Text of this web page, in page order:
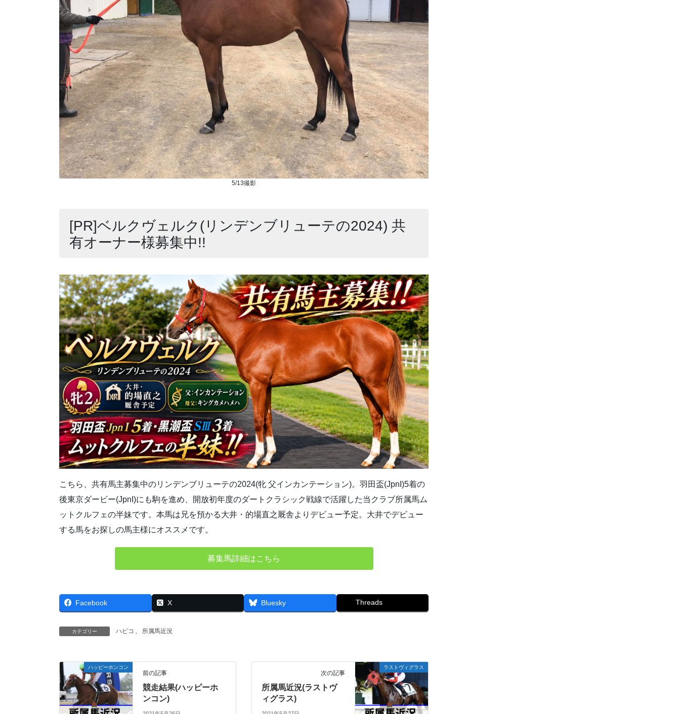
5/13撮影
[PR]ベルクヴェルク(リンデンブリューテの2024) 共
有オーナー様募集中!!
こちら、共有馬主募集中のリンデンブリューテの2024(牝 父インカンテーション)。羽田盃(JpnI)5着の
後東京ダービー(JpnI)にも駒を進め、開放初年度のダートクラシック戦線で活躍した当クラブ所属馬ム
ットクルフェの半妹です。本馬は兄を預かる大井・的場直之厩舎よりデビュー予定。大井でデビュー
する馬をお探しの馬主様にオススメです。
募集馬詳細はこちら
Facebook X Bluesky Threads
カテゴリー ハピコ 、 所属馬近況
ハッピーホンコン
前の記事
競走結果(ハッピーホ
ンコン)
ラストヴィグラス
次の記事
所属馬近況(ラストヴ
ィグラス)